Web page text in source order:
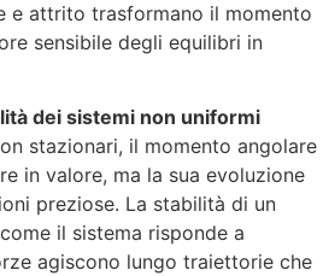
e attrito trasformano il momento
sensibile degli equilibri in
dei sistemi non uniformi
stazionari, il momento angolare
in valore, ma la sua evoluzione
preziose. La stabilità di un
il sistema risponde a
agiscono lungo traiettorie che